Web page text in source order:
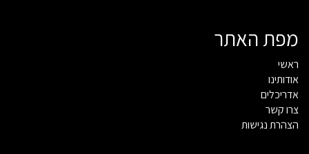
מפת האתר
ראשי
אודותינו
אדריכלים
צרו קשר
הצהרת נגישות